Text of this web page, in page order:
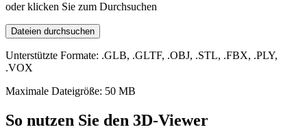
oder klicken Sie zum Durchsuchen
Dateien durchsuchen
Unterstützte Formate: .GLB, .GLTF, .OBJ, .STL, .FBX, .PLY,
.VOX
Maximale Dateigröße: 50 MB
So nutzen Sie den 3D-Viewer